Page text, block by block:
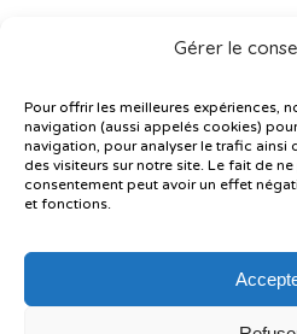
Gérer le
Pour offrir les meilleures expériences,
navigation (aussi appelés cookies)
navigation, pour analyser le trafic ainsi
des visiteurs sur notre site. Le fait de
consentement peut avoir un effet
et fonctions.
Plan du
Plainte –
Politique de